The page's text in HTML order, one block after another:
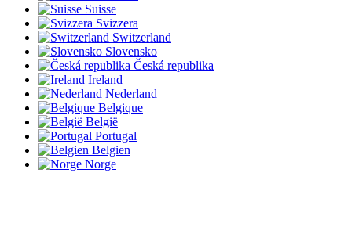
Suisse
Svizzera
Switzerland
Slovensko
Česká republika
Ireland
Nederland
Belgique
België
Portugal
Belgien
Norge